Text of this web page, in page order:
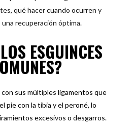
qué hacer cuando ocurren y
recuperación óptima.
ESGUINCES
sus múltiples ligamentos que
pie con la tibia y el peroné, lo
excesivos o desgarros.